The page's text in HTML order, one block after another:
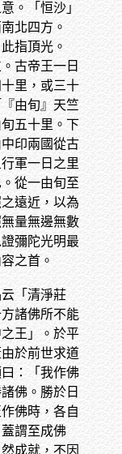
。「恒沙」
北四方。
指頂光。
古帝王一日
里，或三十
由旬』天竺
五十里。下
印兩國從古
軍一日之里
從一由旬至
遠近，以為
量無邊無數
彌陀光明最
之首。
「清淨莊
諸佛所不能
王」。於平
於前世求道
：「我作佛
佛。勝於日
佛時，各自
謂至成佛
成就，不因